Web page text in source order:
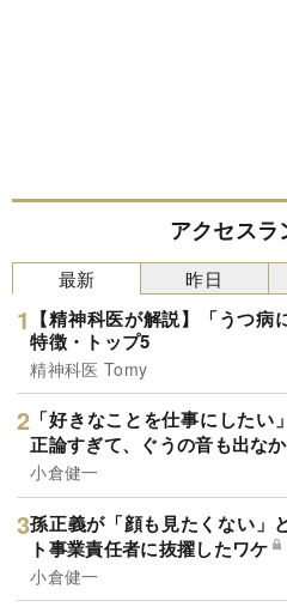
アクセスラ
最新
【精神科医が解説】「うつ
特徴・トップ5
精神科医 Tomy
「好きなことを仕事にした
正論すぎて、ぐうの音も出な
小倉健一
孫正義が「顔も見たくない」
ト事業責任者に抜擢したワケ
小倉健一
昨日